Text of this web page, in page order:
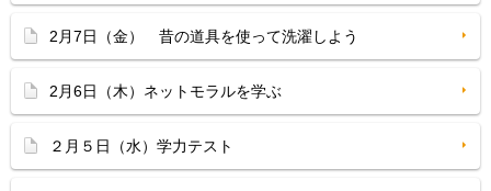
2月7日（金） 昔の道具を使って洗濯しよう
2月6日（木）ネットモラルを学ぶ
２月５日（水）学力テスト